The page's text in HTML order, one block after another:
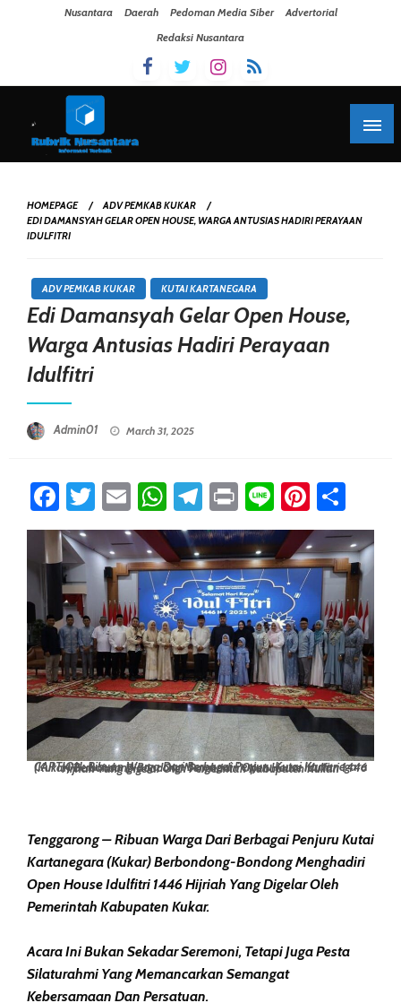
Nusantara Daerah Pedoman Media Siber
Advertorial
Redaksi Nusantara
HOMEPAGE
ADV PEMKAB KUKAR
EDI DAMANSYAH GELAR OPEN HOUSE, WARGA ANTUSIAS HADIRI PERAYAAN
IDULFITRI
ADV PEMKAB KUKAR KUTAI KARTANEGARA
Edi Damansyah Gelar Open House,
Warga Antusias Hadiri Perayaan
Idulfitri
Admin01 March 31, 2025
Facebook
Twitter
EmailWhatsApp
Telegram
PrintLine
CAPTION: Ribuan Warga Dari Berbagai Penjuru Kutai Kartanegara (Kukar) Berbondong-Bondong Menghadiri Open House Idulfitri 1446 Hijriah Yang Digelar Oleh Pemerintah Kabupaten Kukar.
Tenggarong – Ribuan Warga Dari Berbagai Penjuru Kutai
Kartanegara (Kukar) Berbondong-Bondong Menghadiri
Open House Idulfitri 1446 Hijriah Yang Digelar Oleh
Pemerintah Kabupaten Kukar.
Acara Ini Bukan Sekadar Seremoni, Tetapi Juga Pesta
Silaturahmi Yang Memancarkan Semangat
Kebersamaan Dan Persatuan.